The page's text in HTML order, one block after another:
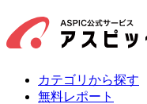
カテゴリから探す
無料レポート